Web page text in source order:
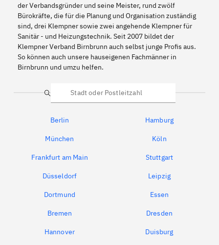
der Verbandsgründer und seine Meister, rund zwölf
Bürokräfte, die für die Planung und Organisation zuständig
sind, drei Klempner sowie zwei angehende Klempner für
Sanitär - und Heizungstechnik. Seit 2007 bildet der
Klempner Verband Birnbrunn auch selbst junge Profis aus.
So können auch unsere hauseigenen Fachmänner in
Birnbrunn und umzu helfen.
Suche
Berlin Hamburg
München Köln
Frankfurt am Main Stuttgart
Düsseldorf Leipzig
Dortmund Essen
Bremen Dresden
Hannover Duisburg